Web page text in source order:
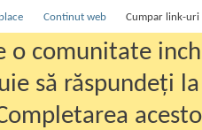
Continut web Cumpar link-uri
o comunitate
să răspundeți